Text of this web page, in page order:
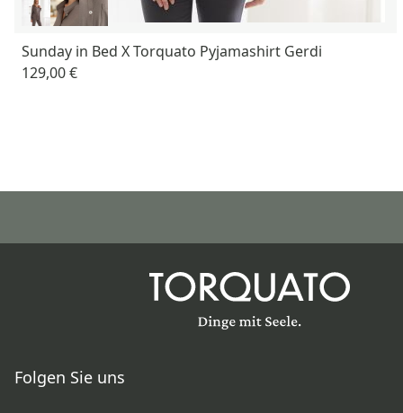
Sunday in Bed X Torquato Pyjamashirt Gerdi
129,00 €
Folgen Sie uns